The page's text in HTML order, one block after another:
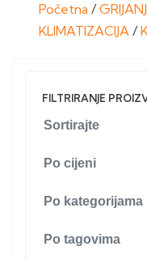
Početna /
KLIMATIZACIJA /
FILTRIRANJE
Sortirajte
Po cijeni
Po kategorijama
KLIMATIZACIJA
Po tagovima